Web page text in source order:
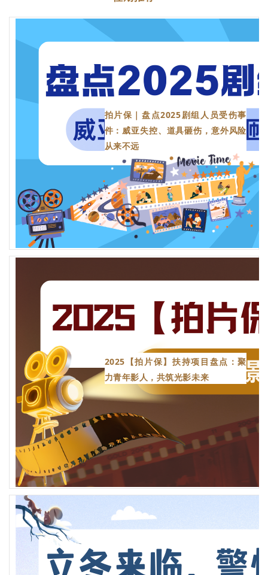
拍片保｜盘点2025剧组人员受伤事
件：威亚失控、道具砸伤，意外风险
从来不远
2025【拍片保】扶持项目盘点：聚
力青年影人，共筑光影未来